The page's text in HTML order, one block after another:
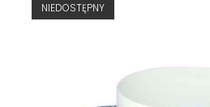
NIEDOSTĘPNY